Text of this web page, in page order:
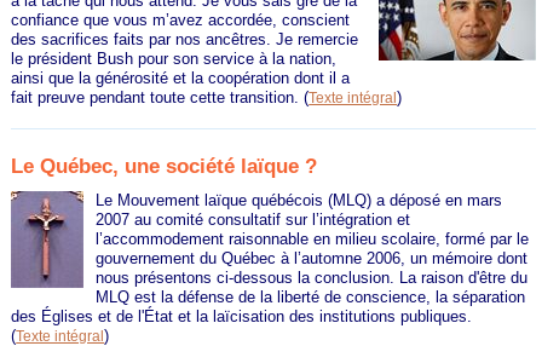
confiance que vous m’avez accordée, conscient
des sacrifices faits par nos ancêtres. Je remercie
le président Bush pour son service à la nation,
ainsi que la générosité et la coopération dont il a
fait preuve pendant toute cette transition.(Texte intégral)
Le Québec, une société laïque ?
Le Mouvement laïque québécois (MLQ) a déposé en mars
2007 au comité consultatif sur l’intégration et
l’accommodement raisonnable en milieu scolaire, formé par le
gouvernement du Québec à l’automne 2006, un mémoire dont
nous présentons ci-dessous la conclusion. La raison d'être du
MLQ est la défense de la liberté de conscience, la séparation
des Églises et de l'État et la laïcisation des institutions publiques.
(Texte intégral)